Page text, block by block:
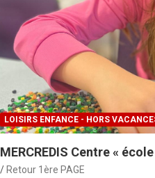
LOISIRS ENFANCE - HORS
MERCREDIS Centre «
Retour 1ère PAGE